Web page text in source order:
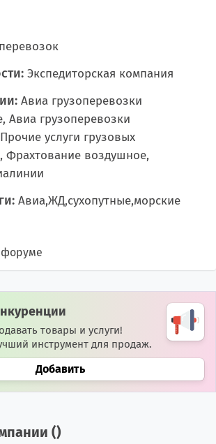
Экспедиторская компания
Авиа грузоперевозки
Авиа грузоперевозки
услуги грузовых
Фрахтование воздушное,
Авиа,ЖД,сухопутные,морские
форуме
товары и услуги!
инструмент для продаж.
Добавить
()